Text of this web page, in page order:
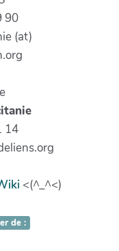
90
(at)
14
<(^_^<)
de :